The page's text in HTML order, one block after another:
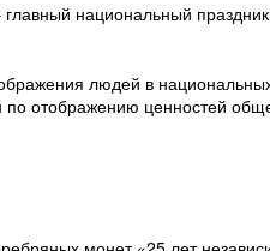
национальный
людей в
по отображению ценностей